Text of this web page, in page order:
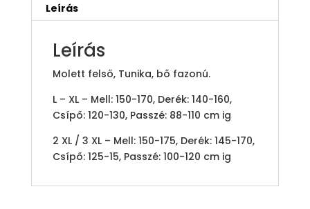
Leírás
Leírás
Molett felső, Tunika, bő fazonú.
L – XL – Mell: 150-170, Derék: 140-160,
Csípő: 120-130, Passzé: 88-110 cm ig
2 XL / 3 XL – Mell: 150-175, Derék: 145-170,
Csípő: 125-15, Passzé: 100-120 cm ig